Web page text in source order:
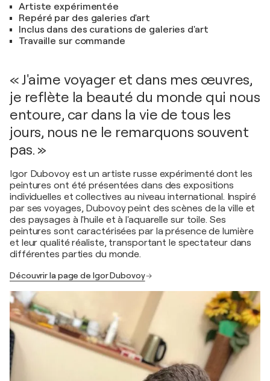
Artiste expérimentée
Repéré par des galeries d'art
Inclus dans des curations de galeries d'art
Travaille sur commande
« J'aime voyager et dans mes œuvres,
je reflète la beauté du monde qui nous
entoure, car dans la vie de tous les
jours, nous ne le remarquons souvent
pas. »
Igor Dubovoy est un artiste russe expérimenté dont les
peintures ont été présentées dans des expositions
individuelles et collectives au niveau international. Inspiré
par ses voyages, Dubovoy peint des scènes de la ville et
des paysages à l'huile et à l'aquarelle sur toile. Ses
peintures sont caractérisées par la présence de lumière
et leur qualité réaliste, transportant le spectateur dans
différentes parties du monde.
Découvrir la page de Igor Dubovoy